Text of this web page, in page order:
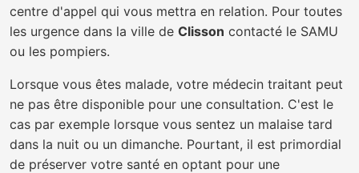
centre d'appel qui vous mettra en relation. Pour toutes
les urgence dans la ville de Clisson contacté le SAMU
ou les pompiers.
Lorsque vous êtes malade, votre médecin traitant peut
ne pas être disponible pour une consultation. C'est le
cas par exemple lorsque vous sentez un malaise tard
dans la nuit ou un dimanche. Pourtant, il est primordial
de préserver votre santé en optant pour une